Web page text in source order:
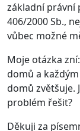
základní právní
406/2000 Sb.,
vůbec možné
Moje otázka
domů a
domů zvětšuje.
problém řešit?
Děkuji za